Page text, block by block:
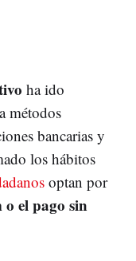
ha ido
métodos
bancarias y
los hábitos
optan por
o el pago sin